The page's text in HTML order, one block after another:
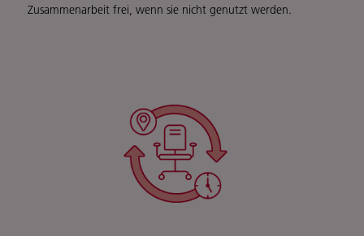
Zusammenarbeit frei, wenn sie nicht genutzt werden.